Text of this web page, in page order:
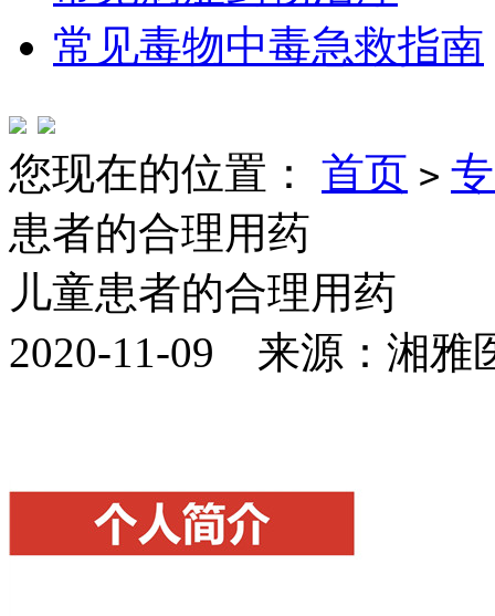
常见毒物中毒急救指南
您现在的位置： 首页 >
患者的合理用药
儿童患者的合理用药
2020-11-09 来源：湘